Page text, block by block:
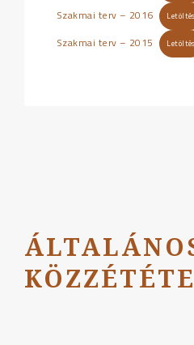
Szakmai terv – 2016 Letöltés
Szakmai terv – 2015 Letöltés